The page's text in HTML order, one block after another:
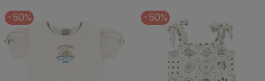
-50% -50%